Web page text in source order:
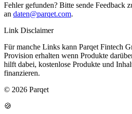
Fehler gefunden? Bitte sende Feedback
an daten@parqet.com.
Link Disclaimer
Für manche Links kann Parqet Fintech
Provision erhalten wenn Produkte
hilft dabei, kostenlose Produkte und
finanzieren.
© 2026 Parqet
🍪